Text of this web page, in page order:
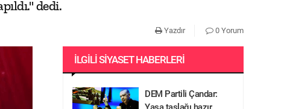
dedi.
Yazdır 0 Yorum
İLGILI SIYASET HABERLERI
DEM Partili Çandar: